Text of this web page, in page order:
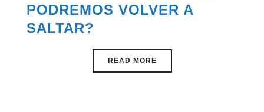
PODREMOS VOLVER A
SALTAR?
READ MORE